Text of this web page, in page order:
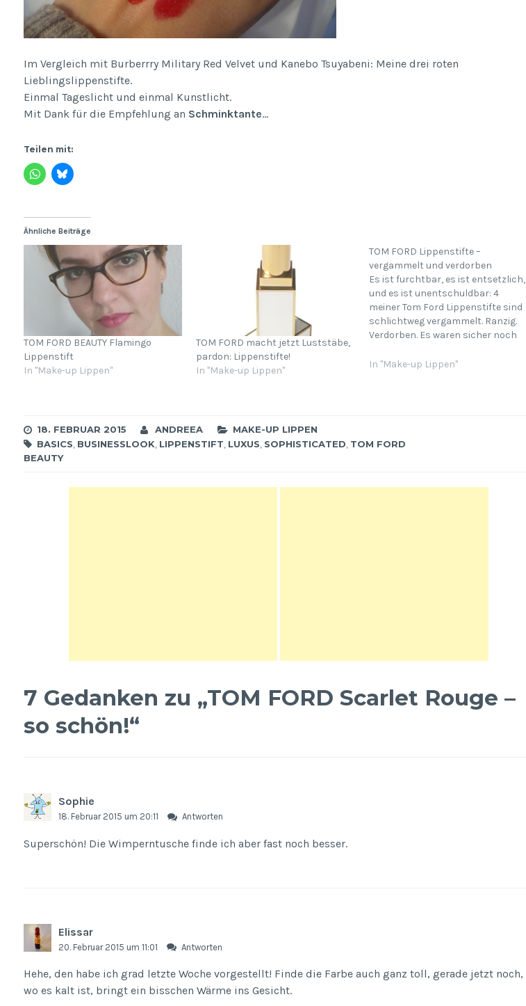
Im Vergleich mit Burberrry Military Red Velvet und Kanebo Tsuyabeni: Meine drei roten
Lieblingslippenstifte.
Einmal Tageslicht und einmal Kunstlicht.
Mit Dank für die Empfehlung an Schminktante…
Teilen mit:
Ähnliche Beiträge
TOM FORD BEAUTY Flamingo
Lippenstift
In "Make-up Lippen"
TOM FORD macht jetzt Luststäbe,
pardon: Lippenstifte!
In "Make-up Lippen"
TOM FORD Lippenstifte –
vergammelt und verdorben
Es ist furchtbar, es ist entsetzlich,
und es ist unentschuldbar: 4
meiner Tom Ford Lippenstifte sind
schlichtweg vergammelt. Ranzig.
Verdorben. Es waren sicher noch
weggeworfen, doch diese vier Stück
In "Make-up Lippen"
18. FEBRUAR 2015 ANDREEA
MAKE-UP LIPPEN
BASICS BUSINESSLOOK LIPPENSTIFT LUXUS SOPHISTICATED TOM FORD
BEAUTY
7 Gedanken zu „TOM FORD Scarlet Rouge –
so schön!“
Sophie
18. Februar 2015 um 20:11 Antworten
Superschön! Die Wimperntusche finde ich aber fast noch besser.
Elissar
20. Februar 2015 um 11:01 Antworten
Hehe, den habe ich grad letzte Woche vorgestellt! Finde die Farbe auch ganz toll, gerade jetzt noch,
wo es kalt ist, bringt ein bisschen Wärme ins Gesicht.